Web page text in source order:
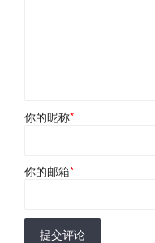
你的昵称*
你的邮箱*
提交评论